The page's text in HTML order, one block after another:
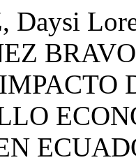
Daysi